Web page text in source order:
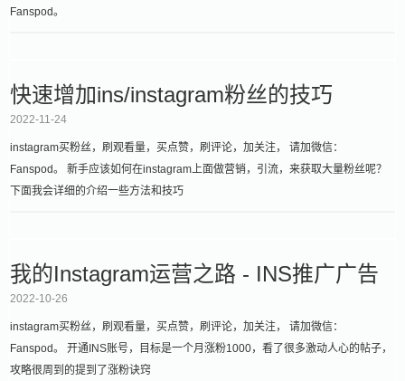
Fanspod。
快速增加ins/instagram粉丝的技巧
2022-11-24
instagram买粉丝，刷观看量，买点赞，刷评论，加关注， 请加微信：
Fanspod。 新手应该如何在instagram上面做营销，引流，来获取大量粉丝呢？
下面我会详细的介绍一些方法和技巧
我的Instagram运营之路 - INS推广广告
2022-10-26
instagram买粉丝，刷观看量，买点赞，刷评论，加关注， 请加微信：
Fanspod。 开通INS账号，目标是一个月涨粉1000，看了很多激动人心的帖子，
攻略很周到的提到了涨粉诀窍